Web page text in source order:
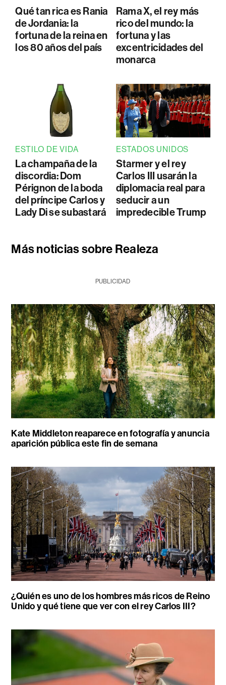
Qué tan rica es Rania
de Jordania: la
fortuna de la reina en
los 80 años del país
Rama X, el rey más
rico del mundo: la
fortuna y las
excentricidades del
monarca
ESTILO DE VIDA
La champaña de la
discordia: Dom
Pérignon de la boda
del príncipe Carlos y
Lady Di se subastará
ESTADOS UNIDOS
Starmer y el rey
Carlos III usarán la
diplomacia real para
seducir a un
impredecible Trump
Más noticias sobre Realeza
PUBLICIDAD
Kate Middleton reaparece en fotografía y anuncia
aparición pública este fin de semana
¿Quién es uno de los hombres más ricos de Reino
Unido y qué tiene que ver con el rey Carlos III?